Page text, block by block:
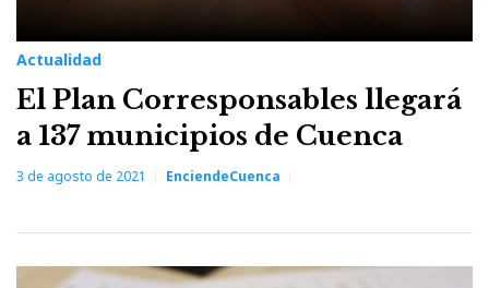
Actualidad
El Plan Corresponsables llegará
a 137 municipios de Cuenca
3 de agosto de 2021 EnciendeCuenca